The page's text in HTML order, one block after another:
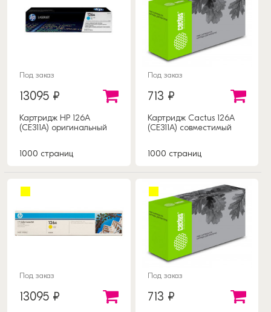
Под заказ
13095 ₽
Картридж HP 126А
(CE311A) оригинальный
1000 страниц
Под заказ
713 ₽
Картридж Cactus 126А
(CE311A) совместимый
1000 страниц
Под заказ
13095 ₽
Под заказ
713 ₽